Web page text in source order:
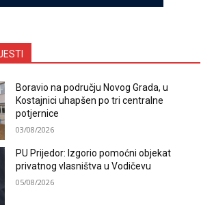
Boravio na području Novog Grada, u
Kostajnici uhapšen po tri centralne
potjernice
03/08/2026
PU Prijedor: Izgorio pomoćni objekat
privatnog vlasništva u Vodičevu
05/08/2026